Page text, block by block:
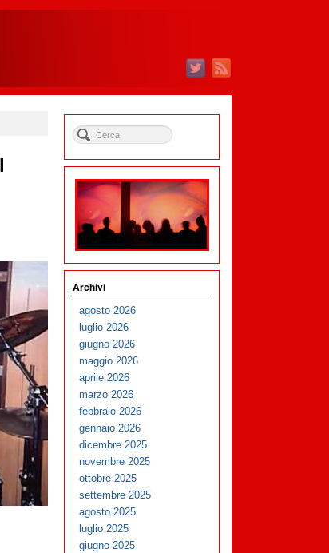
Archivi
agosto 2026
luglio 2026
giugno 2026
maggio 2026
aprile 2026
marzo 2026
febbraio 2026
gennaio 2026
dicembre 2025
novembre 2025
ottobre 2025
settembre 2025
agosto 2025
luglio 2025
giugno 2025